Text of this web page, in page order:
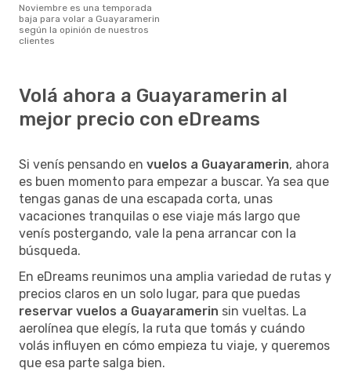
noviembre es una temporada
baja para volar a Guayaramerin
según la opinión de nuestros
clientes
Volá ahora a Guayaramerin al
mejor precio con eDreams
Si venís pensando en vuelos a Guayaramerin, ahora
es buen momento para empezar a buscar. Ya sea que
tengas ganas de una escapada corta, unas
vacaciones tranquilas o ese viaje más largo que
venís postergando, vale la pena arrancar con la
búsqueda.
En eDreams reunimos una amplia variedad de rutas y
precios claros en un solo lugar, para que puedas
reservar vuelos a Guayaramerin sin vueltas. La
aerolínea que elegís, la ruta que tomás y cuándo
volás influyen en cómo empieza tu viaje, y queremos
que esa parte salga bien.